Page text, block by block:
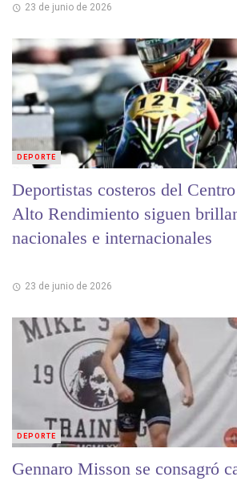
23 de junio de 2026
Deportistas costeros del
Alto Rendimiento siguen
nacionales e internacionales
23 de junio de 2026
DEPORTE
Gennaro Misson se consagró
DEPORTE